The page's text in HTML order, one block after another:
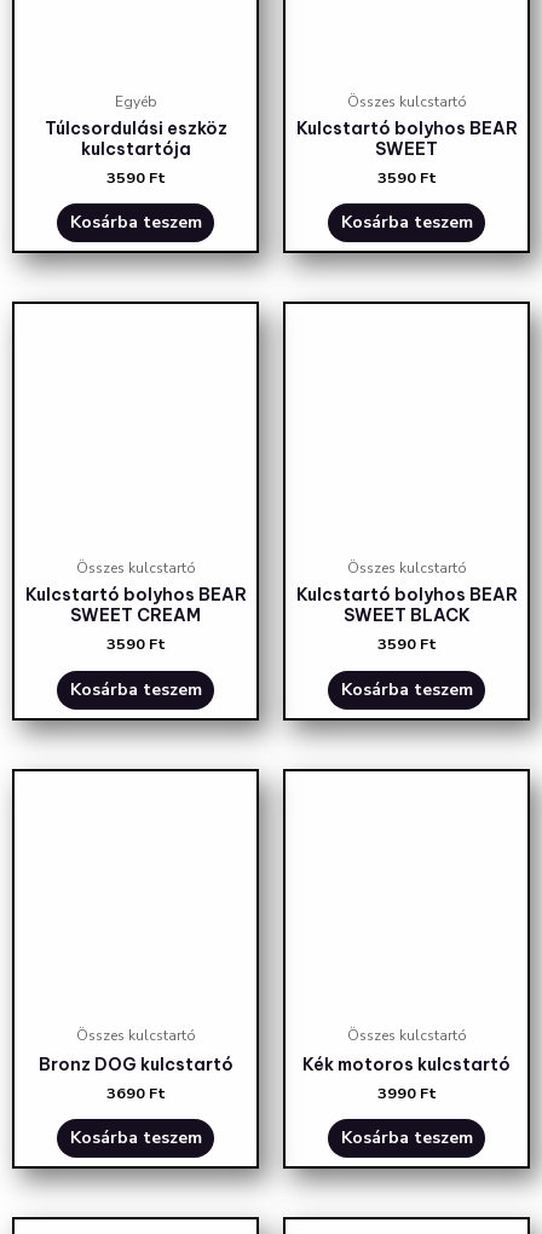
Egyéb
Túlcsordulási eszköz
kulcstartója
3590 Ft
Kosárba teszem
Összes kulcstartó
Kulcstartó bolyhos BEAR
SWEET
3590 Ft
Kosárba teszem
Összes kulcstartó
Kulcstartó bolyhos BEAR
SWEET CREAM
3590 Ft
Kosárba teszem
Összes kulcstartó
Kulcstartó bolyhos BEAR
SWEET BLACK
3590 Ft
Kosárba teszem
Összes kulcstartó
Bronz DOG kulcstartó
3690 Ft
Kosárba teszem
Összes kulcstartó
Kék motoros kulcstartó
3990 Ft
Kosárba teszem